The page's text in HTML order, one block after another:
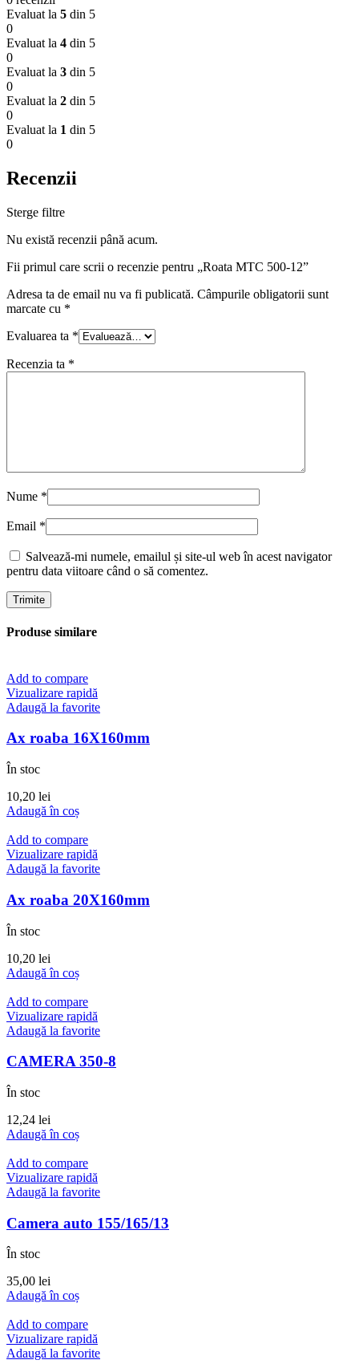
Evaluat la 5 din 5
0
Evaluat la 4 din 5
0
Evaluat la 3 din 5
0
Evaluat la 2 din 5
0
Evaluat la 1 din 5
0
Recenzii
Sterge filtre
Nu există recenzii până acum.
Fii primul care scrii o recenzie pentru „Roata MTC 500-12”
Adresa ta de email nu va fi publicată. Câmpurile obligatorii sunt
marcate cu *
Evaluarea ta *
Recenzia ta *
Nume *
Email *
Salvează-mi numele, emailul și site-ul web în acest navigator
pentru data viitoare când o să comentez.
Produse similare
Add to compare
Vizualizare rapidă
Adaugă la favorite
Ax roaba 16X160mm
În stoc
10,20 lei
Adaugă în coș
Add to compare
Vizualizare rapidă
Adaugă la favorite
Ax roaba 20X160mm
În stoc
10,20 lei
Adaugă în coș
Add to compare
Vizualizare rapidă
Adaugă la favorite
CAMERA 350-8
În stoc
12,24 lei
Adaugă în coș
Add to compare
Vizualizare rapidă
Adaugă la favorite
Camera auto 155/165/13
În stoc
35,00 lei
Adaugă în coș
Add to compare
Vizualizare rapidă
Adaugă la favorite